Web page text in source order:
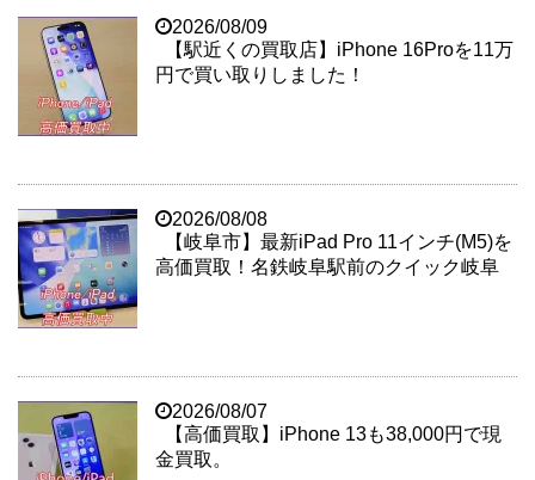
2026/08/09
【駅近くの買取店】iPhone 16Proを11万
円で買い取りしました！
2026/08/08
【岐阜市】最新iPad Pro 11インチ(M5)を
高価買取！名鉄岐阜駅前のクイック岐阜
2026/08/07
【高価買取】iPhone 13も38,000円で現
金買取。